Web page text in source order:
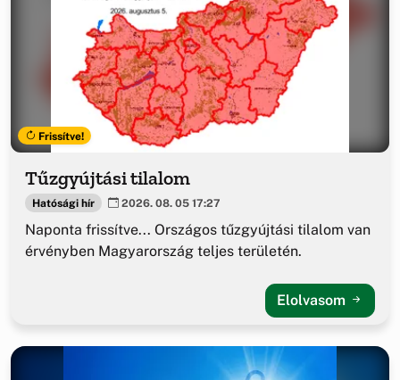
Frissítve!
Tűzgyújtási tilalom
Hatósági hír 2026. 08. 05 17:27
Naponta frissítve... Országos tűzgyújtási tilalom van
érvényben Magyarország teljes területén.
Elolvasom